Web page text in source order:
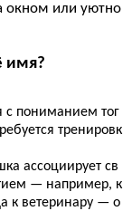
окном или уютно
имя?
пониманием тог
тренировк
ассоциирует св
— например, к
к ветеринару — о